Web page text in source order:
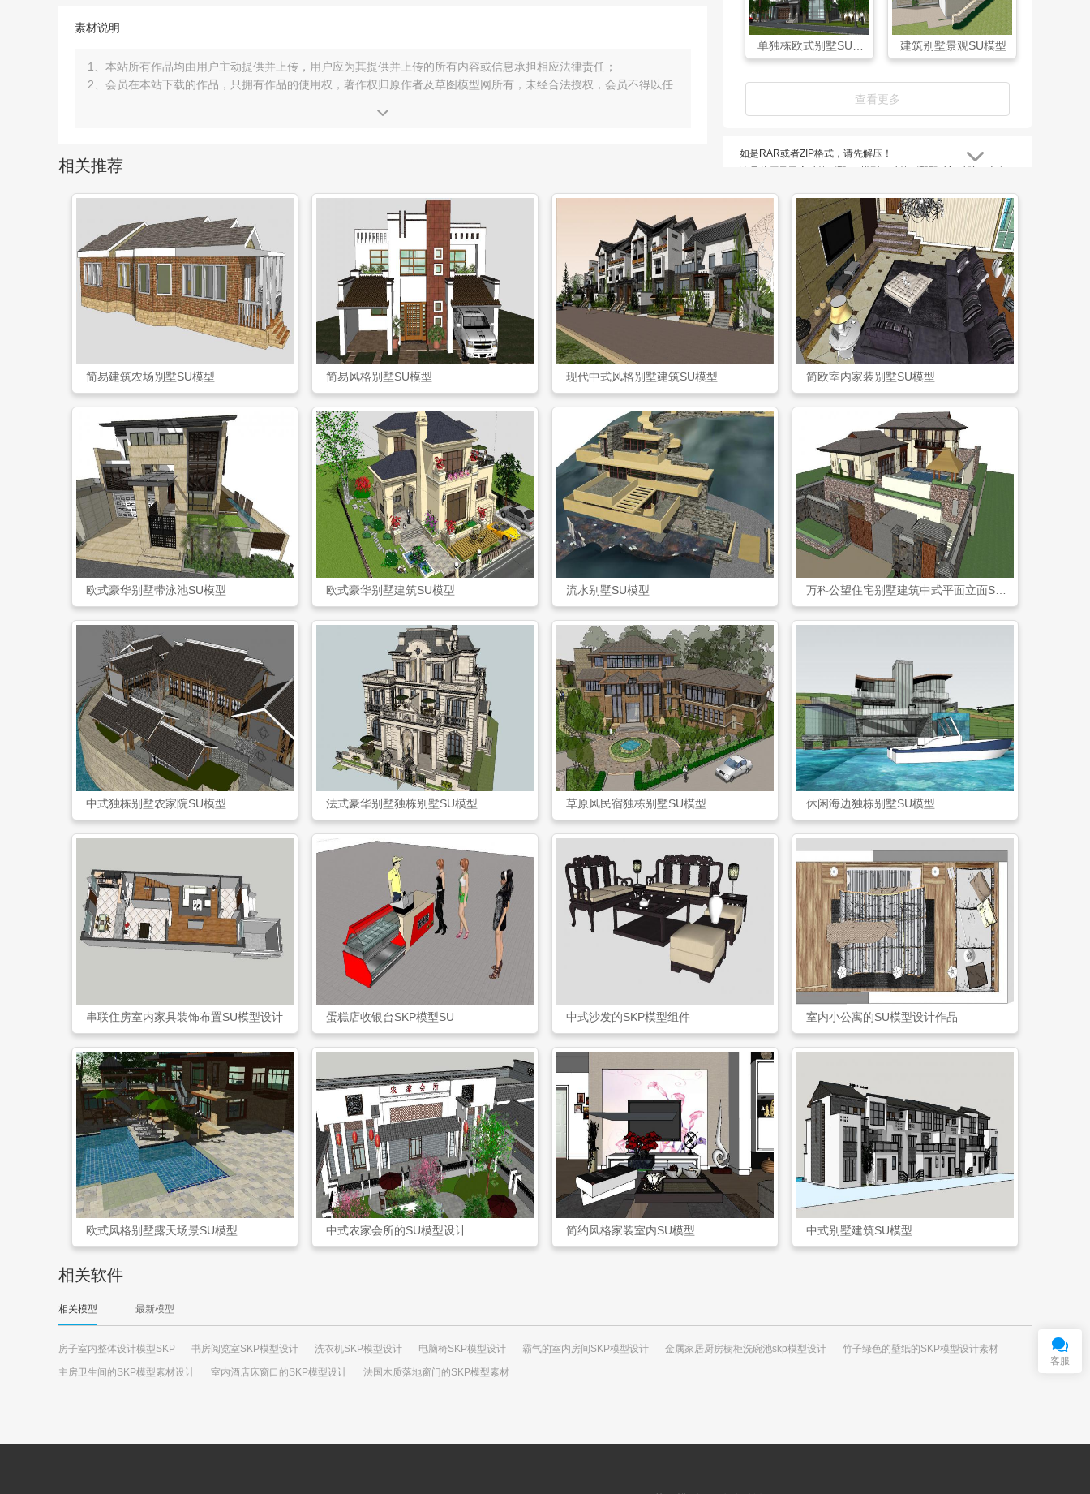
素材说明
1、本站所有作品均由用户主动提供并上传，用户应为其提供并上传的所有内容或信息承担相应法律责任；
2、会员在本站下载的作品，只拥有作品的使用权，著作权归原作者及草图模型网所有，未经合法授权，会员不得以任
建筑别墅景观SU模型
查看更多
如是RAR或者ZIP格式，请先解压！
立式住宅，表现为上下左右前后都属于独立空间，一般房屋周围
都有面积不等的绿地、院落、游泳池、亭子、篮球场等。
草原风民宿独栋别墅SU模型是网友yechaxx上传于12-20，体积
为4 MB，所属栏目别墅外观模型，ID编号56372。
相关推荐
简易建筑农场别墅SU模型 简易风格别墅SU模型 现代中式风格别墅建筑SU模型 简欧室内家装别墅SU模型
欧式豪华别墅带泳池SU模型 欧式豪华别墅建筑SU模型 流水别墅SU模型
中式独栋别墅农家院SU模型 法式豪华别墅独栋别墅SU模型 草原风民宿独栋别墅SU模型 休闲海边独栋别墅SU模型
串联住房室内家具装饰布置SU模型设计 蛋糕店收银台SKP模型SU 中式沙发的SKP模型组件 室内小公寓的SU模型设计作品
欧式风格别墅露天场景SU模型 中式农家会所的SU模型设计 简约风格家装室内SU模型 中式别墅建筑SU模型
相关软件
相关模型 最新模型
房子室内整体设计模型SKP 书房阅览室SKP模型设计 洗衣机SKP模型设计 电脑椅SKP模型设计 霸气的室内房间SKP模型设计 金属家居厨房橱柜洗碗池skp模型设计 竹子绿色的壁纸的SKP模型设计素材
主房卫生间的SKP模型素材设计 室内酒店床窗口的SKP模型设计 法国木质落地窗门的SKP模型素材
客服
服
QQ交谈